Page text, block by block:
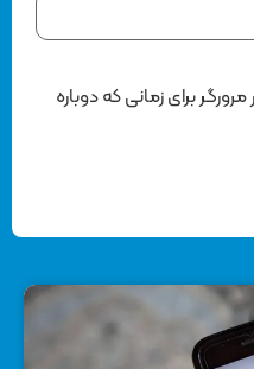
برای زمانی که دوباره